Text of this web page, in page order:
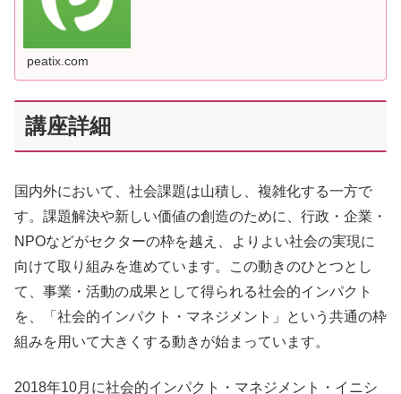
peatix.com
講座詳細
国内外において、社会課題は山積し、複雑化する一方で
す。課題解決や新しい価値の創造のために、行政・企業・
NPOなどがセクターの枠を越え、よりよい社会の実現に
向けて取り組みを進めています。この動きのひとつとし
て、事業・活動の成果として得られる社会的インパクト
を、「社会的インパクト・マネジメント」という共通の枠
組みを用いて大きくする動きが始まっています。
2018年10月に社会的インパクト・マネジメント・イニシ